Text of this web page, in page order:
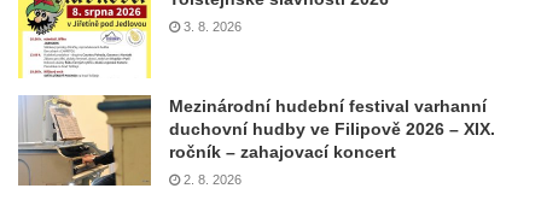
3. 8. 2026
Mezinárodní hudební festival varhanní
duchovní hudby ve Filipově 2026 – XIX.
ročník – zahajovací koncert
2. 8. 2026